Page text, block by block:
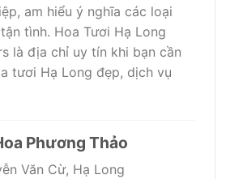
am hiểu ý nghĩa các loại
tình. Hoa Tươi Hạ Long
là địa chỉ uy tín khi bạn cần
tươi Hạ Long đẹp, dịch vụ
Phương Thảo
Văn Cừ, Hạ Long